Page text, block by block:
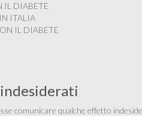
IL DIABETE
ITALIA
IL DIABETE
comunicare qualche effetto